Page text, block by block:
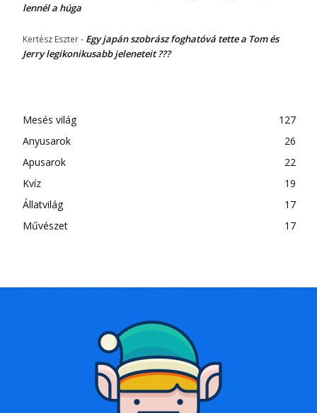
lennél a húga
Kertész Eszter- Egy japán szobrász foghatóvá tette a Tom és
Jerry legikonikusabb jeleneteit ???
Mesés világ
127
Anyusarok
26
Apusarok
22
Kvíz
19
Állatvilág
17
Művészet
17